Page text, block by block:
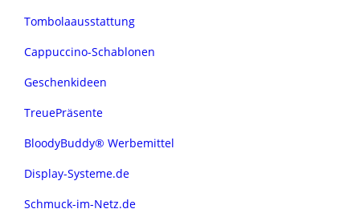
Tombolaausstattung
Cappuccino-Schablonen
Geschenkideen
TreuePräsente
BloodyBuddy® Werbemittel
Display-Systeme.de
Schmuck-im-Netz.de